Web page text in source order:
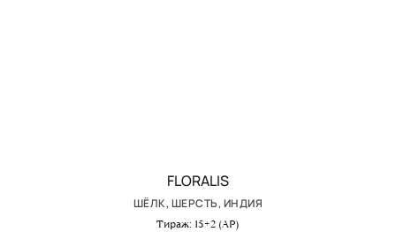
FLORALIS
ШЁЛК, ШЕРСТЬ, ИНДИЯ
Тираж: 15+2 (АР)